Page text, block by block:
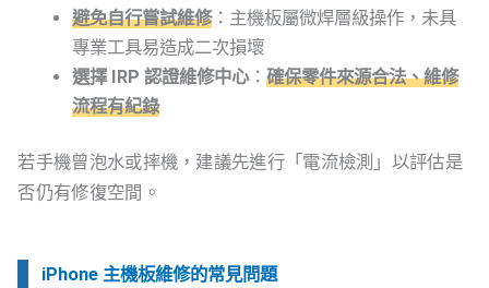
避免自行嘗試維修：主機板屬微焊層級操作，未具
專業工具易造成二次損壞
選擇 IRP 認證維修中心： 確保零件來源合法、維修
流程有紀錄
若手機曾泡水或摔機，建議先進行「電流檢測」以評估是
否仍有修復空間。
iPhone 主機板維修的常見問題